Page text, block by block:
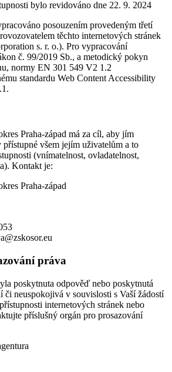
bylo revidováno dne 22. 9. 2024
posouzením provedeným třetí
těchto internetových stránek
s. r. o.). Pro vypracování
č. 99/2019 Sb., a metodický pokyn
normy EN 301 549 V2 1.2
standardu Web Content Accessibility
Praha-západ má za cíl, aby jím
všem jejím uživatelům a to
(vnímatelnost, ovladatelnost,
Kontakt je:
Praha-západ
práva
poskytnuta odpověď nebo poskytnutá
či neuspokojivá v souvislosti s Vaší žádostí
internetových stránek nebo
příslušný orgán pro prosazování